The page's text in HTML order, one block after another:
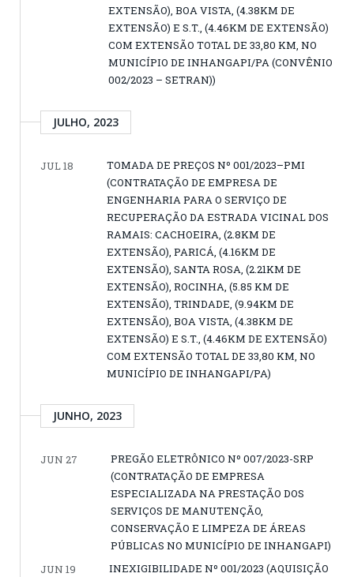
EXTENSÃO), BOA VISTA, (4.38KM DE
EXTENSÃO) E S.T., (4.46KM DE EXTENSÃO)
COM EXTENSÃO TOTAL DE 33,80 KM, NO
MUNICÍPIO DE INHANGAPI/PA (CONVÊNIO
002/2023 – SETRAN))
JULHO, 2023
JUL 18
TOMADA DE PREÇOS Nº 001/2023–PMI
(CONTRATAÇÃO DE EMPRESA DE
ENGENHARIA PARA O SERVIÇO DE
RECUPERAÇÃO DA ESTRADA VICINAL DOS
RAMAIS: CACHOEIRA, (2.8KM DE
EXTENSÃO), PARICÁ, (4.16KM DE
EXTENSÃO), SANTA ROSA, (2.21KM DE
EXTENSÃO), ROCINHA, (5.85 KM DE
EXTENSÃO), TRINDADE, (9.94KM DE
EXTENSÃO), BOA VISTA, (4.38KM DE
EXTENSÃO) E S.T., (4.46KM DE EXTENSÃO)
COM EXTENSÃO TOTAL DE 33,80 KM, NO
MUNICÍPIO DE INHANGAPI/PA)
JUNHO, 2023
JUN 27
PREGÃO ELETRÔNICO Nº 007/2023-SRP
(CONTRATAÇÃO DE EMPRESA
ESPECIALIZADA NA PRESTAÇÃO DOS
SERVIÇOS DE MANUTENÇÃO,
CONSERVAÇÃO E LIMPEZA DE ÁREAS
PÚBLICAS NO MUNICÍPIO DE INHANGAPI)
JUN 19
INEXIGIBILIDADE Nº 001/2023 (AQUISIÇÃO